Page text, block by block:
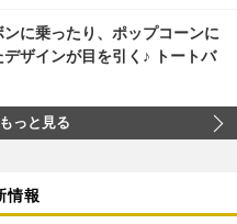
ンに乗ったり、ポップコーンに
ザインが目を引く♪ トートバ
っと見る
情報